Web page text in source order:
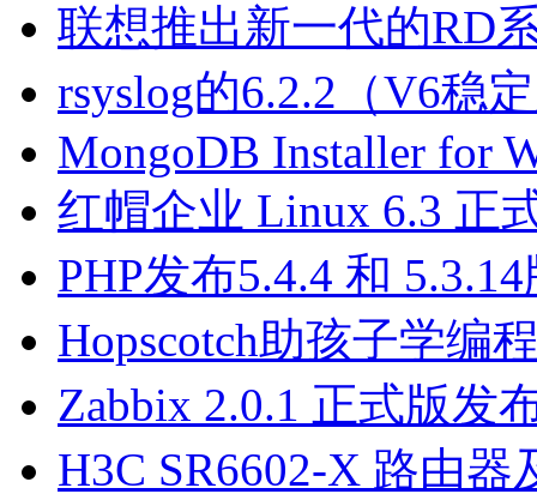
联想推出新一代的RD
rsyslog的6.2.2（V6稳
MongoDB Installer for
红帽企业 Linux 6.3 正
PHP发布5.4.4 和
Hopscotch助孩子学编
Zabbix 2.0.1 正式版发
H3C SR6602-X 路由器